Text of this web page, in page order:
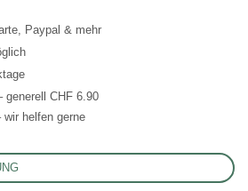
Paypal & mehr
generell CHF 6.90
wir helfen gerne